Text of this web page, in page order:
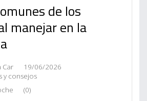
de los
manejar en la
Car
19/06/2026
y consejos
(0)